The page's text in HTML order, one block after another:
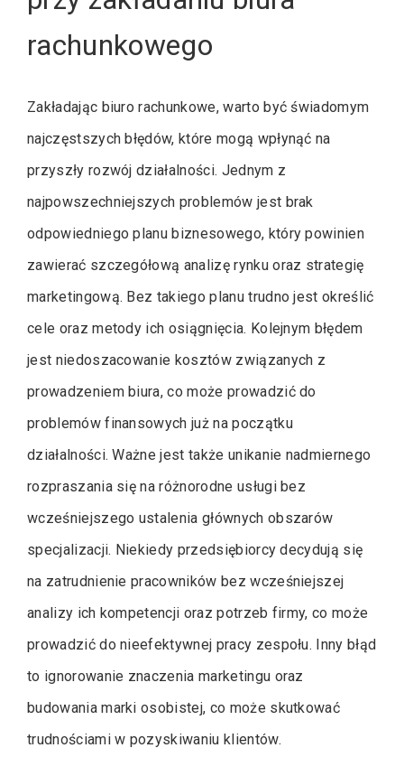
rachunkowego
Zakładając biuro rachunkowe, warto być świadomym
najczęstszych błędów, które mogą wpłynąć na
przyszły rozwój działalności. Jednym z
najpowszechniejszych problemów jest brak
odpowiedniego planu biznesowego, który powinien
zawierać szczegółową analizę rynku oraz strategię
marketingową. Bez takiego planu trudno jest określić
cele oraz metody ich osiągnięcia. Kolejnym błędem
jest niedoszacowanie kosztów związanych z
prowadzeniem biura, co może prowadzić do
problemów finansowych już na początku
działalności. Ważne jest także unikanie nadmiernego
rozpraszania się na różnorodne usługi bez
wcześniejszego ustalenia głównych obszarów
specjalizacji. Niekiedy przedsiębiorcy decydują się
na zatrudnienie pracowników bez wcześniejszej
analizy ich kompetencji oraz potrzeb firmy, co może
prowadzić do nieefektywnej pracy zespołu. Inny błąd
to ignorowanie znaczenia marketingu oraz
budowania marki osobistej, co może skutkować
trudnościami w pozyskiwaniu klientów.